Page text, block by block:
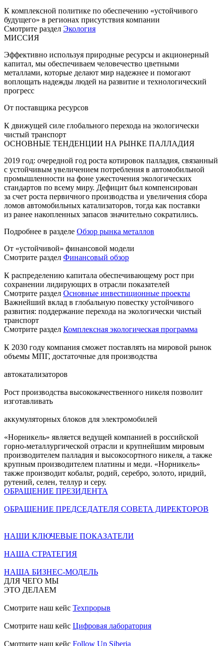
К комплексной политике по обеспечению «устойчивого
будущего» в регионах присутствия компании
Смотрите раздел Экология
МИССИЯ
Эффективно используя природные ресурсы и акционерный
капитал, мы обеспечиваем человечество цветными
металлами, которые делают мир надежнее и помогают
воплощать надежды людей на развитие и технологический
прогресс
От поставщика ресурсов
К движущей силе глобального перехода на экологически
чистый транспорт
ОСНОВНЫЕ ТЕНДЕНЦИИ НА РЫНКЕ ПАЛЛАДИЯ
2019 год: очередной год роста котировок палладия, связанный
с устойчивым увеличением потребления в автомобильной
промышленности на фоне ужесточения экологических
стандартов по всему миру. Дефицит был компенсирован
за счет роста первичного производства и увеличения сбора
ломов автомобильных катализаторов, тогда как поставки
из ранее накопленных запасов значительно сократились.
Подробнее в разделе Обзор рынка металлов
От «устойчивой» финансовой модели
Смотрите раздел Финансовый обзор
К распределению капитала обеспечивающему рост при
сохранении лидирующих в отрасли показателей
Смотрите раздел Основные инвестиционные проекты
Важнейший вклад в глобальную повестку устойчивого
развития: поддержание перехода на экологически чистый
транспорт
Смотрите раздел Комплексная экологическая программа
К 2030 году компания сможет поставлять на мировой рынок
объемы МПГ, достаточные для производства
автокатализаторов
Рост производства высококачественного никеля позволит
изготавливать
аккумуляторных блоков для электромобилей
«Норникель» является ведущей компанией в российской
горно-металлургической отрасли и крупнейшим мировым
производителем палладия и высокосортного никеля, а также
крупным производителем платины и меди. «Норникель»
также производит кобальт, родий, серебро, золото, иридий,
рутений, селен, теллур и серу.
ОБРАЩЕНИЕ ПРЕЗИДЕНТА
ОБРАЩЕНИЕ ПРЕДСЕДАТЕЛЯ СОВЕТА ДИРЕКТОРОВ
НАШИ КЛЮЧЕВЫЕ ПОКАЗАТЕЛИ
НАША СТРАТЕГИЯ
НАША БИЗНЕС-МОДЕЛЬ
ДЛЯ ЧЕГО МЫ
ЭТО ДЕЛАЕМ
Смотрите наш кейс Техпрорыв
Смотрите наш кейс Цифровая лаборатория
Смотрите наш кейс Follow Up Siberia